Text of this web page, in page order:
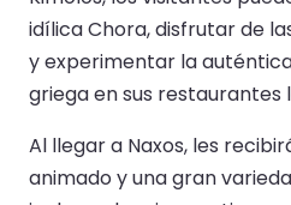
idílica Chora, disfrutar de
y experimentar la
griega en sus restaurantes
Al llegar a Naxos, les
animado y una gran